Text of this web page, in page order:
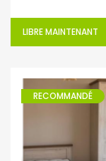
LIBRE MAINTENANT
RECOMMANDÉ